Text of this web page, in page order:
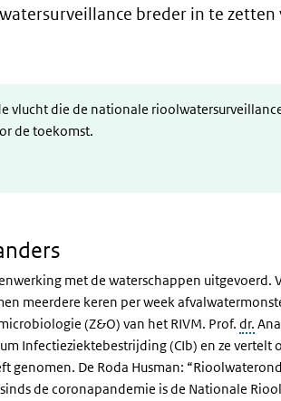
breder in te zetten
vlucht die de nationale
de toekomst.
met de waterschappen uitgevoerd.
meerdere keren per week
(Z&O) van het RIVM. Prof. dr.
Infectieziektebestrijding (CIb) en ze vertelt
De Roda Husman:
de coronapandemie is de Nationale